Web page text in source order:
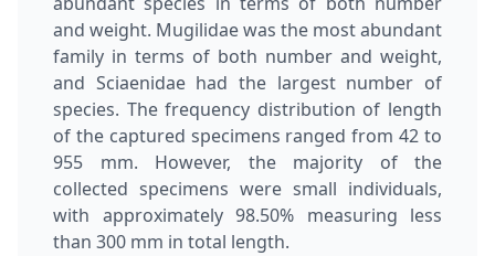
and weight. Mugilidae was the most abundant
family in terms of both number and weight,
and Sciaenidae had the largest number of
species. The frequency distribution of length
of the captured specimens ranged from 42 to
955 mm. However, the majority of the
collected specimens were small individuals,
with approximately 98.50% measuring less
than 300 mm in total length.